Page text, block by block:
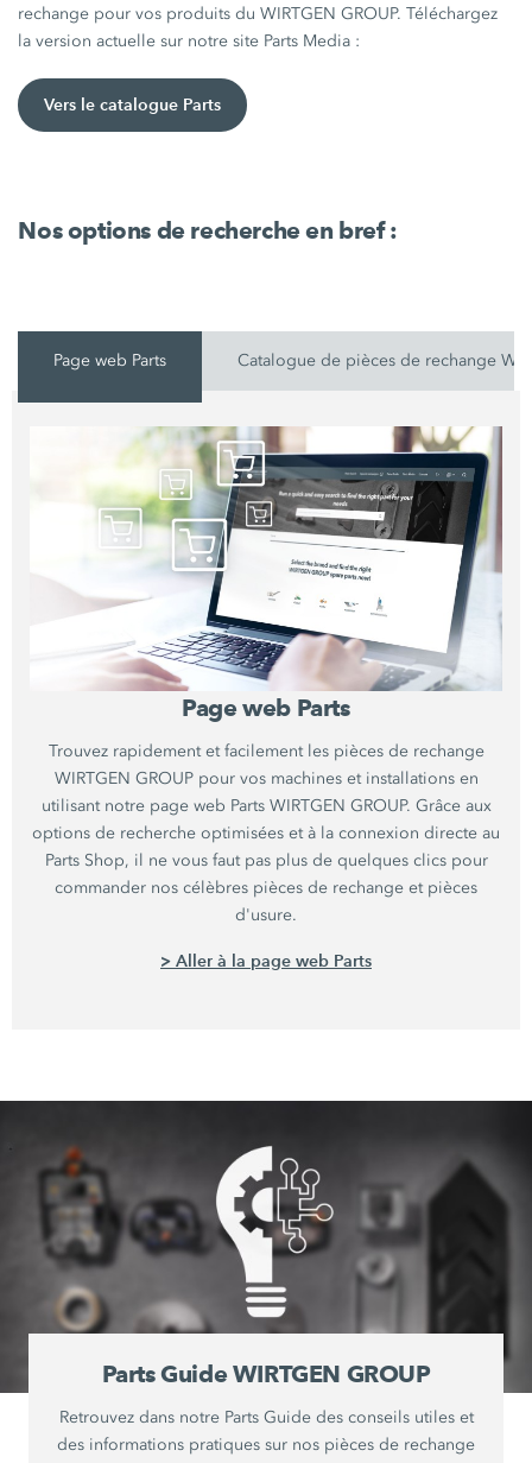
rechange pour vos produits du WIRTGEN GROUP. Téléchargez
la version actuelle sur notre site Parts Media :
Vers le catalogue Parts
Nos options de recherche en bref :
Page web Parts Catalogue de pièces de rechange
Page web Parts
Trouvez rapidement et facilement les pièces de rechange
WIRTGEN GROUP pour vos machines et installations en
utilisant notre page web Parts WIRTGEN GROUP. Grâce aux
options de recherche optimisées et à la connexion directe au
Parts Shop, il ne vous faut pas plus de quelques clics pour
commander nos célèbres pièces de rechange et pièces
d'usure.
> Aller à la page web Parts
Parts Guide WIRTGEN GROUP
Retrouvez dans notre Parts Guide des conseils utiles et
des informations pratiques sur nos pièces de rechange